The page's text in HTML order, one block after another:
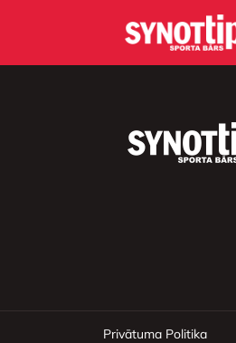
Privātuma Politika